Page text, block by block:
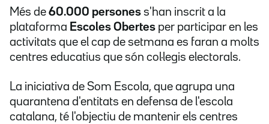
Més de 60.000 persones s'han inscrit a la
plataforma Escoles Obertes per participar en les
activitats que el cap de setmana es faran a molts
centres educatius que són col·legis electorals.
La iniciativa de Som Escola, que agrupa una
quarantena d'entitats en defensa de l'escola
catalana, té l'objectiu de mantenir els centres